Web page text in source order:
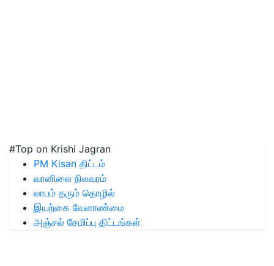
#Top on Krishi Jagran
PM Kisan திட்டம்
வானிலை நிலவரம்
லாபம் தரும் தொழில்
இயற்கை வேளாண்மை
அஞ்சல் சேமிப்பு திட்டங்கள்